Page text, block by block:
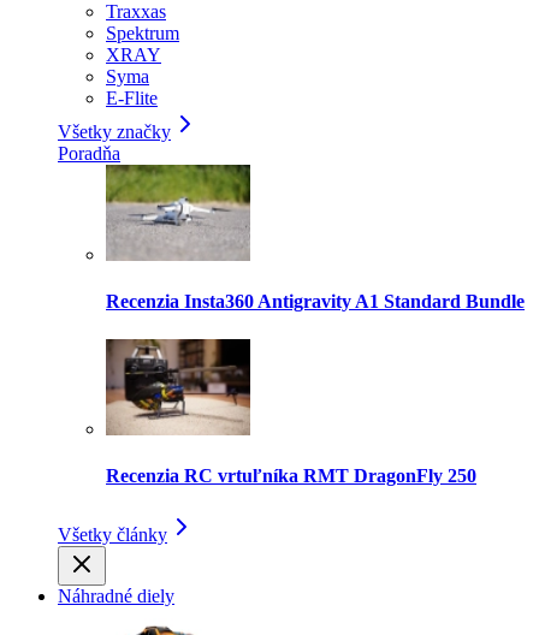
Traxxas
Spektrum
XRAY
Syma
E-Flite
Všetky značky
Poradňa
Recenzia Insta360 Antigravity A1 Standard Bundle
Recenzia RC vrtuľníka RMT DragonFly 250
Všetky články
Náhradné diely